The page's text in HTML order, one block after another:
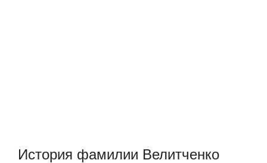
История фамилии Велитченко